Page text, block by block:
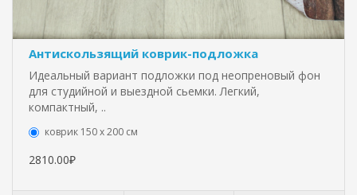
Антискользящий коврик-подложка
Идеальный вариант подложки под неопреновый фон
для студийной и выездной сьемки. Легкий,
компактный, ..
коврик 150 х 200 см
2810.00₽